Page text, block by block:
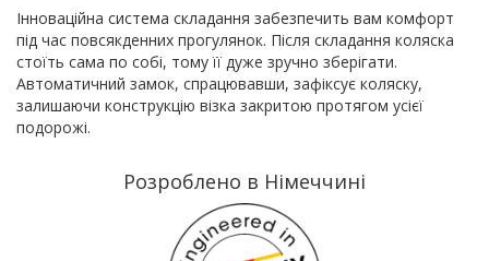
Інноваційна система складання забезпечить вам комфорт
під час повсякденних прогулянок. Після складання коляска
стоїть сама по собі, тому її дуже зручно зберігати.
Автоматичний замок, спрацювавши, зафіксує коляску,
залишаючи конструкцію візка закритою протягом усієї
подорожі.
Розроблено в Німеччині